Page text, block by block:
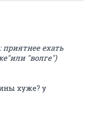
ехать
"волге")
хуже? у